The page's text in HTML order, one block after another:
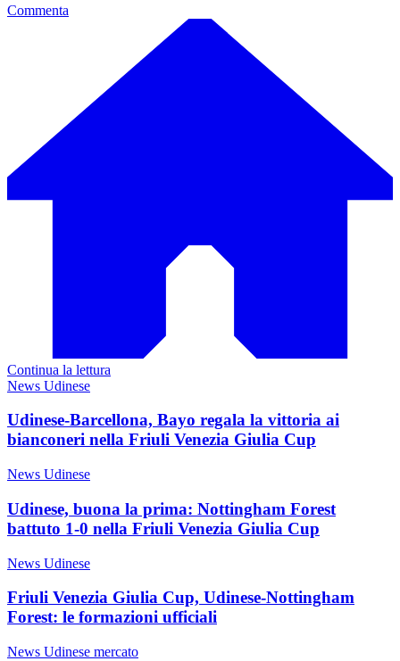
Commenta
Continua la lettura
News Udinese
Udinese-Barcellona, Bayo regala la vittoria ai
bianconeri nella Friuli Venezia Giulia Cup
News Udinese
Udinese, buona la prima: Nottingham Forest
battuto 1-0 nella Friuli Venezia Giulia Cup
News Udinese
Friuli Venezia Giulia Cup, Udinese-Nottingham
Forest: le formazioni ufficiali
News Udinese mercato